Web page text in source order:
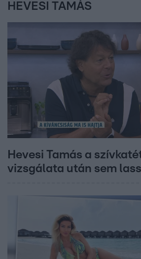
HEVESI TAMÁS
Hevesi Tamás a
vizsgálata után sem